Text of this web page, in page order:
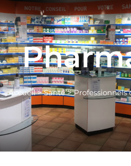
Accueil>Santé>Professionnels